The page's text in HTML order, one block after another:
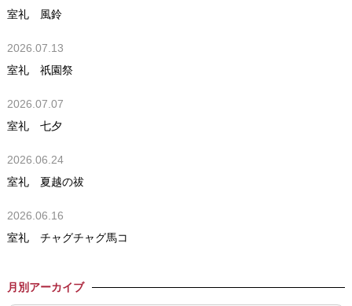
室礼 風鈴
2026.07.13
室礼 祇園祭
2026.07.07
室礼 七夕
2026.06.24
室礼 夏越の祓
2026.06.16
室礼 チャグチャグ馬コ
月別アーカイブ